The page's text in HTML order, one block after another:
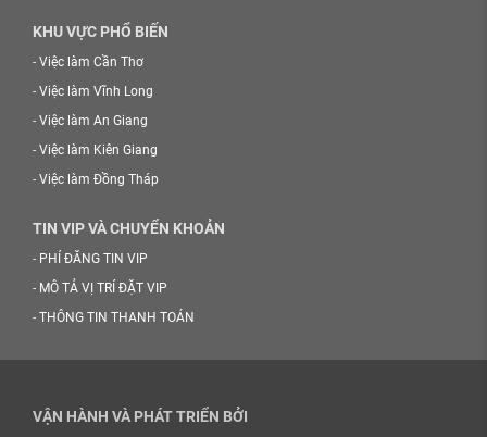
KHU VỰC PHỔ BIẾN
- Việc làm Cần Thơ
- Việc làm Vĩnh Long
- Việc làm An Giang
- Việc làm Kiên Giang
- Việc làm Đồng Tháp
TIN VIP VÀ CHUYỂN KHOẢN
- PHÍ ĐĂNG TIN VIP
- MÔ TẢ VỊ TRÍ ĐẶT VIP
- THÔNG TIN THANH TOÁN
VẬN HÀNH VÀ PHÁT TRIỂN BỞI